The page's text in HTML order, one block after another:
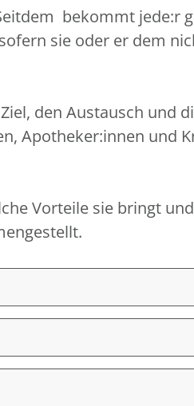
bekommt jede:r
sie oder er dem
den Austausch und
Apotheker:innen und
Vorteile sie bringt